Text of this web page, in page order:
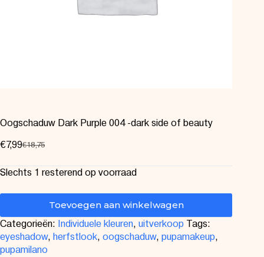
Oogschaduw Dark Purple 004 -dark side of beauty
€18,75
€7,99
Slechts 1 resterend op voorraad
Toevoegen aan winkelwagen
Categorieën: Individuele kleuren, uitverkoop Tags:
eyeshadow, herfstlook, oogschaduw, pupamakeup,
pupamilano